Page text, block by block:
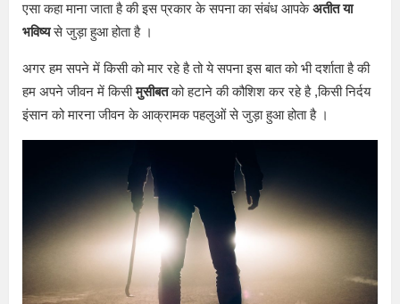
एसा कहा माना जाता है की इस प्रकार के सपना का संबंध आपकेअतीत या
भविष्यसे जुड़ा हुआ होता है ।
अगर हम सपने में किसी को मार रहे है तो ये सपना इस बात को भी दर्शाता है की
हम अपने जीवन में किसीमुसीबतको हटाने की कौशिश कर रहे है ,किसी निर्दय
इंसान को मारना जीवन के आक्रामक पहलुओं से जुड़ा हुआ होता है ।